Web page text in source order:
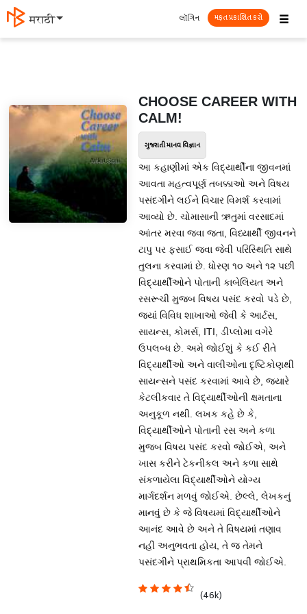
मराठी ☰
લૉગિન મફત પ્રકાશિત કરો
CHOOSE CAREER WITH
CALM!
ગુજરાતી માનવ વિજ્ઞાન
આ કહાણીમાં એક વિદ્યાર્થીના જીવનમાં
આવતા મહત્વપૂર્ણ તબક્કાઓ અને વિષય
પસંદગીને લઈને વિચાર વિમર્શ કરવામાં
આવ્યો છે. ચોમાસાની ઋતુમાં વરસાદમાં
આંતર મરવા જવા જતા, વિધ્યાર્થી જીવનને
ટાપુ પર ફસાઈ જવા જેવી પરિસ્થિતિ સાથે
તુલના કરવામાં છે. ધોરણ ૧૦ અને ૧૨ પછી
વિદ્યાર્થીઓને પોતાની કાબેલિયત અને
રસરૂચી મુજબ વિષય પસંદ કરવો પડે છે,
જ્યાં વિવિધ શાખાઓ જેવી કે આર્ટસ,
સાયન્સ, કોમર્સ, ITI, ડીપ્લોમા વગેરે
ઉપલબ્ધ છે. અમે જોઈશું કે કઈ રીતે
વિદ્યાર્થીઓ અને વાલીઓના દૃષ્ટિકોણથી
સાયન્સને પસંદ કરવામાં આવે છે, જ્યારે
કેટલીકવાર તે વિદ્યાર્થીઓની ક્ષમતાના
અનુકૂળ નથી. લખક કહે છે કે,
વિદ્યાર્થીઓને પોતાની રસ અને કળા
મુજબ વિષય પસંદ કરવો જોઈએ, અને
ખાસ કરીને ટેકનીકલ અને કળા સાથે
સંકળાયેલા વિદ્યાર્થીઓને યોગ્ય
માર્ગદર્શન મળવું જોઈએ. છેલ્લે, લેખકનું
માનવું છે કે જે વિષયમાં વિદ્યાર્થીઓને
આનંદ આવે છે અને તે વિષયમાં તણાવ
નહીં અનુભવતા હોય, તે જ તેમને
પસંદગીને પ્રાથમિકતા આપવી જોઈએ.
(46k)